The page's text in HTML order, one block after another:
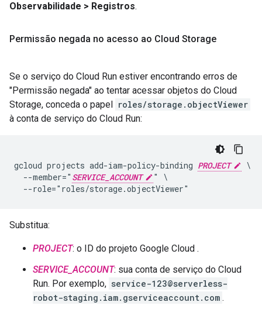
Observabilidade > Registros.
Permissão negada no acesso ao Cloud Storage
Se o serviço do Cloud Run estiver encontrando erros de
"Permissão negada" ao tentar acessar objetos do Cloud
Storage, conceda o papel roles/storage.objectViewer
à conta de serviço do Cloud Run:
gcloud projects add-iam-policy-binding PROJECT
\
  --member="
SERVICE_ACCOUNT
" \
Substitua:
PROJECT: o ID do projeto Google Cloud .
SERVICE_ACCOUNT: sua conta de serviço do Cloud
Run. Por exemplo, service-123@serverless-
robot-staging.iam.gserviceaccount.com .